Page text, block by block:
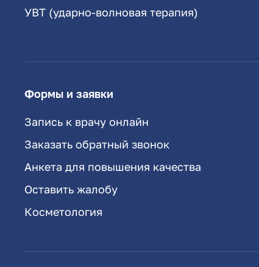
УВТ (ударно-волновая терапия)
Формы и заявки
Запись к врачу онлайн
Заказать обратный звонок
Анкета для повышения качества
Оставить жалобу
Косметология